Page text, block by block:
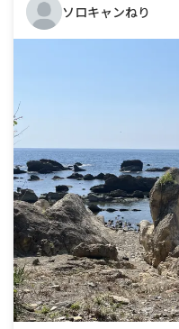
ソロキャンねり